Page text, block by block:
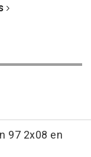
97 2x08 en